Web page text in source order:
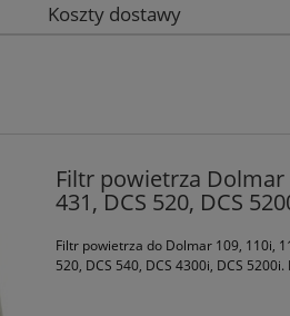
Koszty dostawy
Filtr powietrza Dolmar
431, DCS 520, DCS
Filtr powietrza do Dolmar 109, 110i,
520, DCS 540, DCS 4300i, DCS